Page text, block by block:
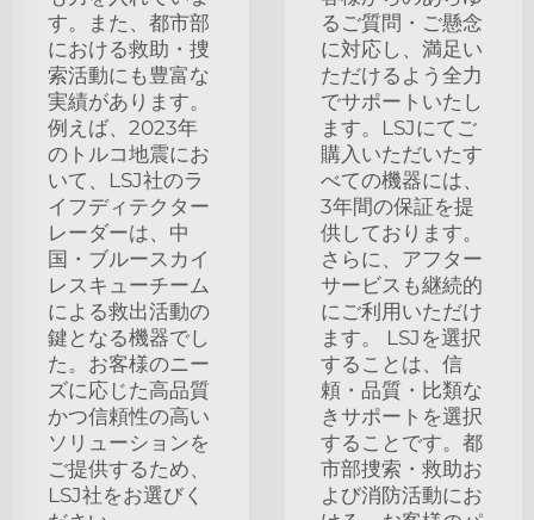
す。また、都市部
における救助・捜
索活動にも豊富な
実績があります。
例えば、2023年
のトルコ地震にお
いて、LSJ社のラ
イフディテクター
レーダーは、中
国・ブルースカイ
レスキューチーム
による救出活動の
鍵となる機器でし
た。お客様のニー
ズに応じた高品質
かつ信頼性の高い
ソリューションを
ご提供するため、
LSJ社をお選びく
るご質問・ご懸念
に対応し、満足い
ただけるよう全力
でサポートいたし
ます。LSJにてご
購入いただいたす
べての機器には、
3年間の保証を提
供しております。
さらに、アフター
サービスも継続的
にご利用いただけ
ます。 LSJを選択
することは、信
頼・品質・比類な
きサポートを選択
することです。都
市部捜索・救助お
よび消防活動にお